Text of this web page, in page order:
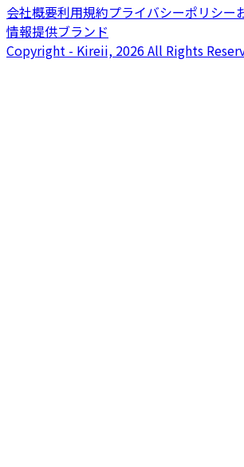
会社概要利用規約プライバシーポリシー
情報提供ブランド
Copyright - Kireii, 2026 All Rights